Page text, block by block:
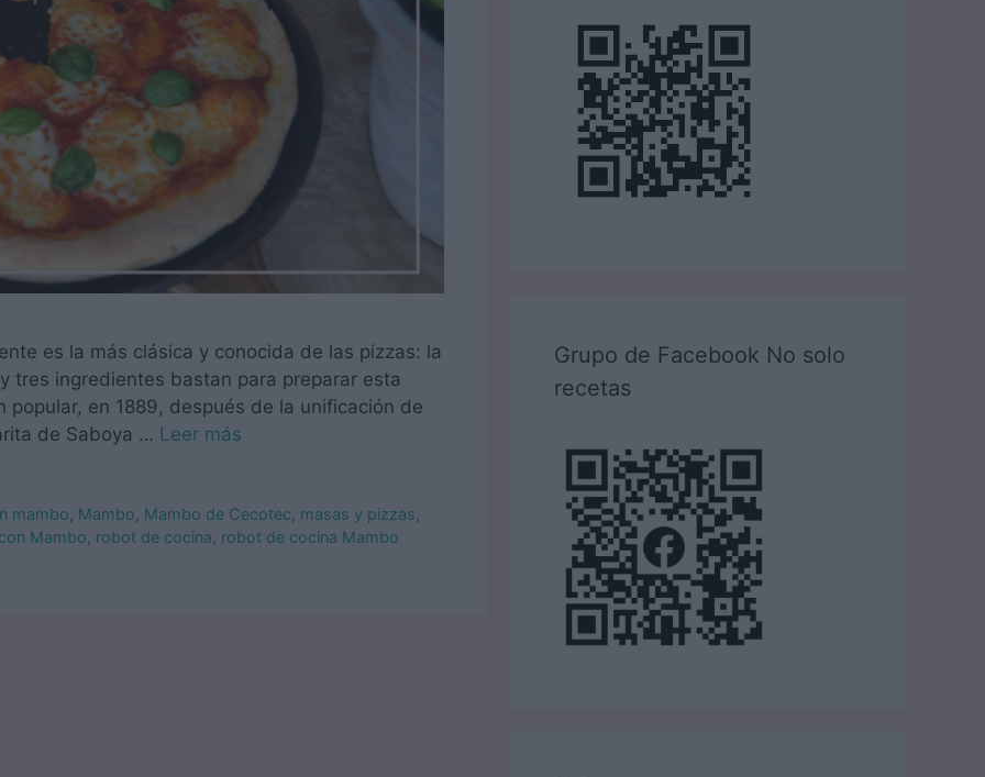
es la más clásica y conocida de las pizzas: la
tres ingredientes bastan para preparar esta
en 1889, después de la unificación de
de Saboya … Leer más
mambo, Mambo, Mambo de Cecotec, masas y pizzas,
Mambo, robot de cocina, robot de cocina Mambo
Grupo de Facebook No solo
recetas